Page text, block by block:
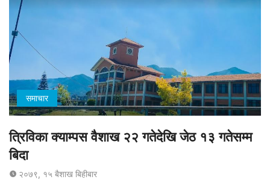
समाचार
त्रिविका क्याम्पस वैशाख २२ गतेदेखि जेठ १३ गतेसम्म
बिदा
२०७९, १५ बैशाख बिहीबार